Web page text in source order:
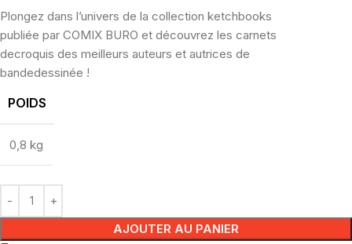
Plongez dans l’univers de la collection ketchbooks
publiée par COMIX BURO et découvrez les carnets
decroquis des meilleurs auteurs et autrices de
bandedessinée !
POIDS
0,8 kg
AJOUTER AU PANIER